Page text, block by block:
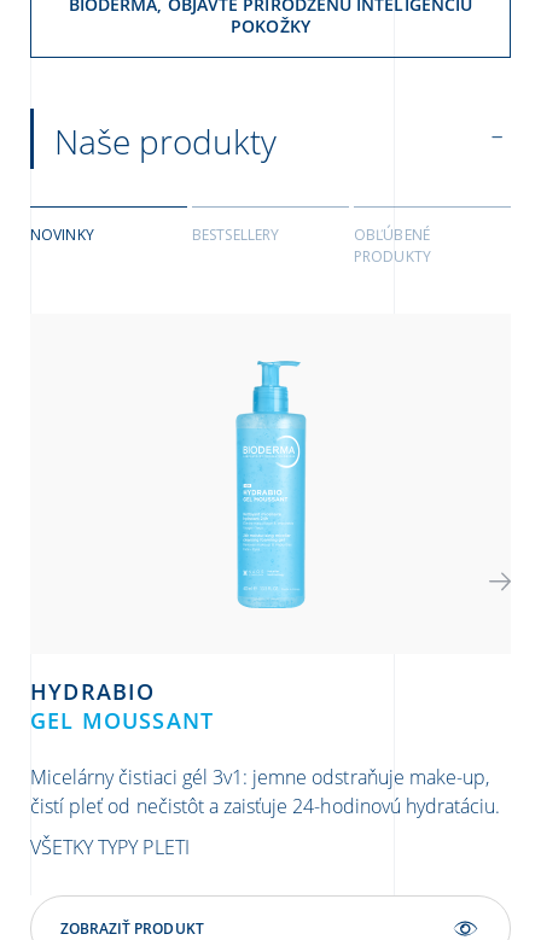
POKOŽKY
Naše produkty
NOVINKY BESTSELLERY
OBĽÚBENÉ
PRODUKTY
HYDRABIO
GEL MOUSSANT
Micelárny čistiaci gél 3v1: jemne odstraňuje make-up,
čistí pleť od nečistôt a zaisťuje 24-hodinovú hydratáciu.
VŠETKY TYPY PLETI
ZOBRAZIŤ PRODUKT